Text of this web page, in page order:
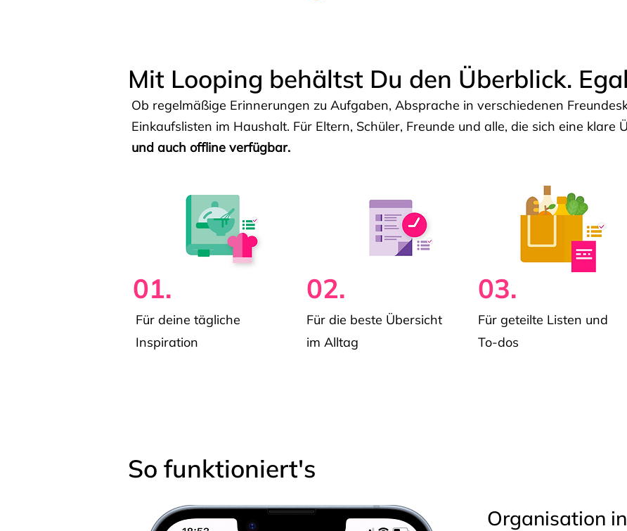
Mit Looping behältst Du den Überblick.
Ob regelmäßige Erinnerungen zu Aufgaben, Absprache in verschiedenen
Einkaufslisten im Haushalt. Für Eltern, Schüler, Freunde und alle, die sich eine klare
und auch offline verfügbar.
01.
Für deine tägliche
Inspiration
02.
Für die beste Übersicht
im Alltag
03.
Für geteilte Listen und
To-dos
So funktioniert's
Organisation